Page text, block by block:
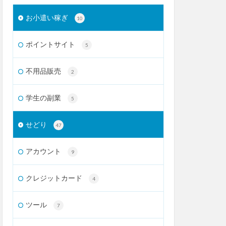
お小遣い稼ぎ 10
ポイントサイト 5
不用品販売 2
学生の副業 5
せどり 47
アカウント 9
クレジットカード 4
ツール 7